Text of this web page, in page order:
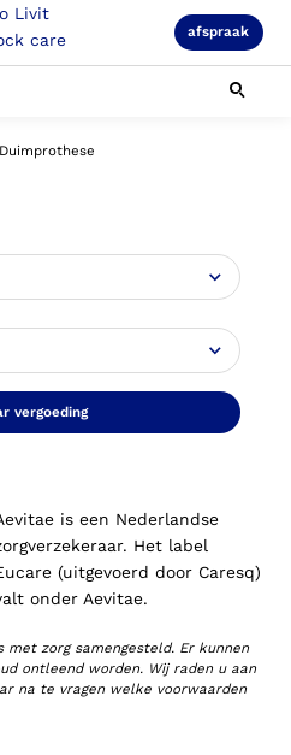
afspraak
Duimprothese
vergoeding
is een Nederlandse
Het label
(uitgevoerd door Caresq)
onder Aevitae.
zorg samengesteld. Er kunnen
ontleend worden. Wij raden u aan
na te vragen welke voorwaarden